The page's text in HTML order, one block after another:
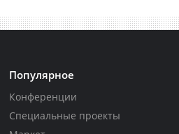
Популярное
Конференции
Специальные проекты